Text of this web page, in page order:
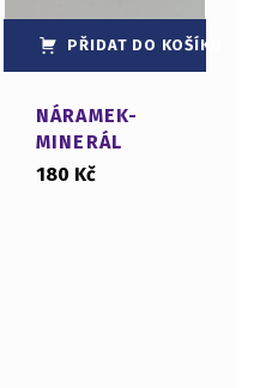
PŘIDAT DO KOŠÍKU
NÁRAMEK-
MINERÁL
180 Kč